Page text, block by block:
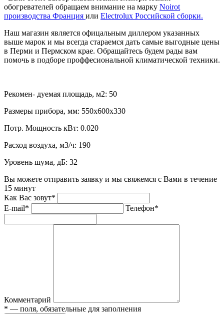
обогревателей обращаем внимание на марку Noirot
производства Франция или Electrolux Российской сборки.
Наш магазин является офицальным диллером указанных
выше марок и мы всегда стараемся дать самые выгодные цены
в Перми и Пермском крае. Обращайтесь будем рады вам
помочь в подборе проффесиональной климатической техники.
Рекомен- дуемая площадь, м2: 50
Размеры прибора, мм: 550x600x330
Потр. Мощность кВт: 0.020
Расход воздуха, м3/ч: 190
Уровень шума, дБ: 32
Вы можете отправить заявку и мы свяжемся с Вами в течение
15 минут
Как Вас зовут*
E-mail*
Телефон*
Комментарий
* — поля, обязательные для заполнения